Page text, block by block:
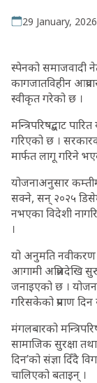
29 January, 2026
स्पेनको समाजवादी
कागजातविहीन
स्वीकृत गरेको छ ।
मन्त्रिपरिषद्बाट
गरिएको छ ।
मार्फत लागू गरिने
योजनाअनुसार
सक्ने, सन् २०२५
नभएका विदेशी
।
यो अनुमति नवीकरण
आगामी अप्रिलदेखि
जनाइएको छ ।
गरिसकेको प्रमाण
मंगलबारको
सामाजिक सुरक्षा
दिन’को संज्ञा दिँदै
चालिएको बताइन् ।